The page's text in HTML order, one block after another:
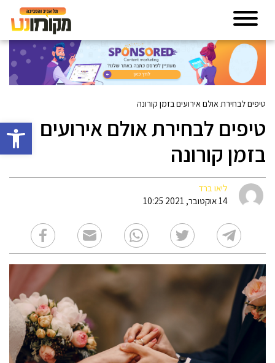
פתח
טיפים לבחירת אולם אירועים בזמן קורונה
טיפים לבחירת אולם אירועים
בזמן קורונה
ליאו ברד
14 אוקטובר, 2021 10:25